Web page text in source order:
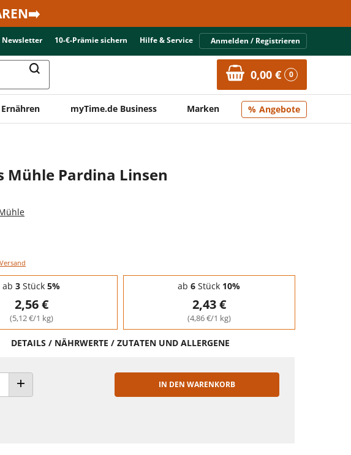
Newsletter 10-€-Prämie sichern Hilfe & Service Anmelden / Registrieren
0,00 € 0
Ernähren myTime.de Business Marken Angebote
Mühle Pardina Linsen
ab 3 Stück 5%
2,56 €
(5,12 €/1 kg)
ab 6 Stück 10%
2,43 €
(4,86 €/1 kg)
DETAILS / NÄHRWERTE / ZUTATEN UND ALLERGENE
ANZAHL ERHÖHEN
IN DEN WARENKORB